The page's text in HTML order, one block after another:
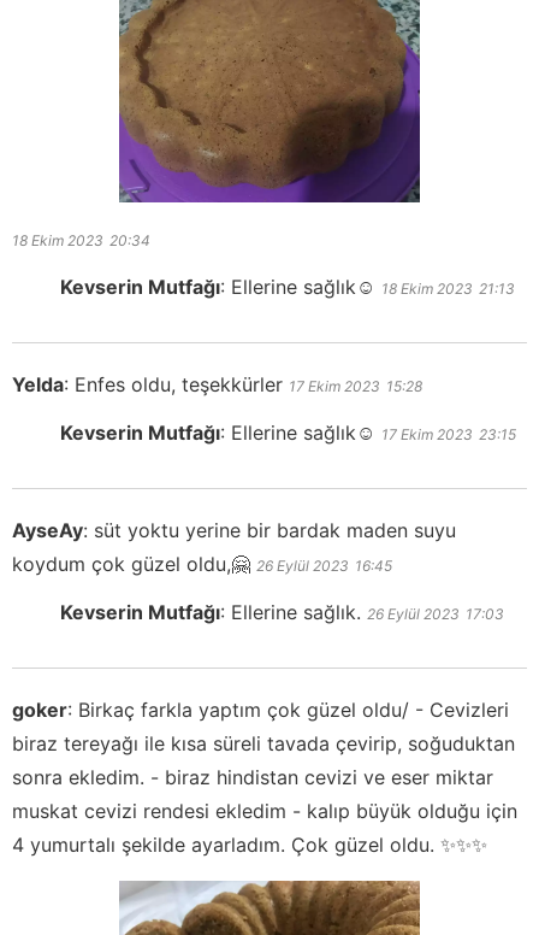
18 Ekim 2023 20:34
Kevserin Mutfağı: Ellerine sağlık☺️ 18 Ekim 2023 21:13
Yelda: Enfes oldu, teşekkürler 17 Ekim 2023 15:28
Kevserin Mutfağı: Ellerine sağlık☺️ 17 Ekim 2023 23:15
AyseAy: süt yoktu yerine bir bardak maden suyu
koydum çok güzel oldu,🤗 26 Eylül 2023 16:45
Kevserin Mutfağı: Ellerine sağlık. 26 Eylül 2023 17:03
goker: Birkaç farkla yaptım çok güzel oldu/ - Cevizleri
biraz tereyağı ile kısa süreli tavada çevirip, soğuduktan
sonra ekledim. - biraz hindistan cevizi ve eser miktar
muskat cevizi rendesi ekledim - kalıp büyük olduğu için
4 yumurtalı şekilde ayarladım. Çok güzel oldu. ✨✨✨